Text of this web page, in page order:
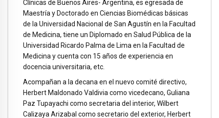
Clínicas de Buenos Aires- Argentina, es egresada de
Maestría y Doctorado en Ciencias Biomédicas básicas
de la Universidad Nacional de San Agustín en la Facultad
de Medicina, tiene un Diplomado en Salud Pública de la
Universidad Ricardo Palma de Lima en la Facultad de
Medicina y cuenta con 15 años de experiencia en
docencia universitaria, etc.
Acompañan a la decana en el nuevo comité directivo,
Herbert Maldonado Valdivia como vicedecano, Guliana
Paz Tupayachi como secretaria del interior, Wilbert
Calizaya Arizabal como secretario del exterior, Herbert